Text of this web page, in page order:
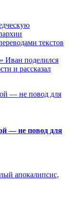
текстов
Иван поделился
и рассказал
— не повод для
апокалипсис,